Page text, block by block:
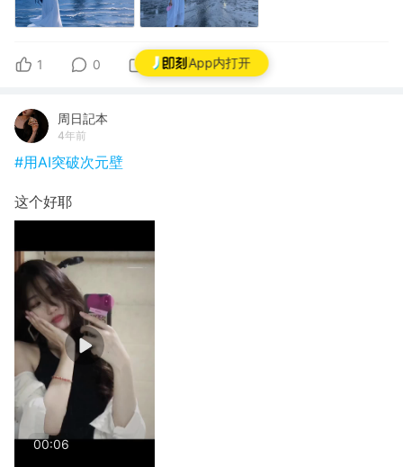
App内打开
1 0 0
周日記本
4年前
#用AI突破次元壁
这个好耶
00:06